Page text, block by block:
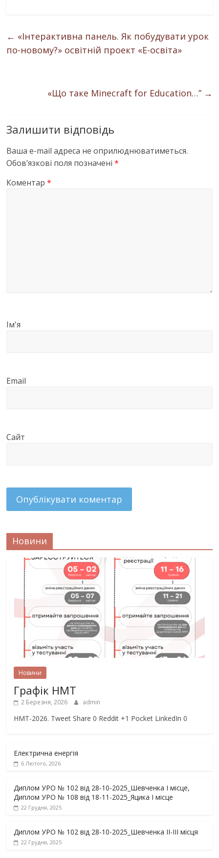
← «Інтерактивна панель. Як побудувати урок
по-новому?» освітній проект «Е-освіта»
«Що таке Minecraft for Education…” →
Залишити відповідь
Ваша e-mail адреса не оприлюднюватиметься.
Обов’язкові поля позначені*
Коментар*
Ім'я
Email
Сайт
Новини
Новини
Графік НМТ
2 Березня, 2026 admin
НМТ-2026. Tweet Share 0 Reddit +1 Pocket LinkedIn 0
Електрична енергія
6 Лютого, 2026
Диплом УРО № 102 від 28-10-2025_Шевченка І місце,
Диплом УРО № 108 від 18-11-2025_Яцика І місце
22 Грудня, 2025
Диплом УРО № 102 від 28-10-2025_Шевченка ІІ-ІІІ місця
22 Грудня, 2025